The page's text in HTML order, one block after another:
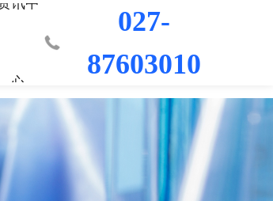
誉资质
员工风采
市更新事业部
凝土外加剂
防水/防腐涂料
研平台
梁隧道工程
机场码头工程
资讯中
心
业新闻
027-
87603010